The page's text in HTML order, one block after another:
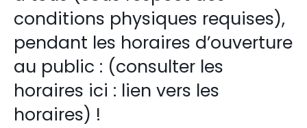
conditions physiques requises),
pendant les horaires d’ouverture
au public : (consulter les
horaires ici : lien vers les
horaires) !